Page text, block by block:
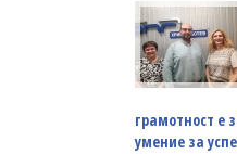
грамотност е
умение за